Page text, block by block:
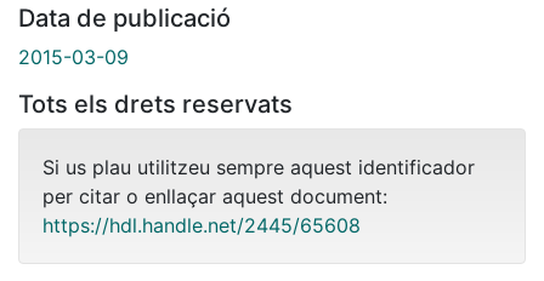
Data de publicació
2015-03-09
Tots els drets reservats
Si us plau utilitzeu sempre aquest identificador
per citar o enllaçar aquest document:
https://hdl.handle.net/2445/65608